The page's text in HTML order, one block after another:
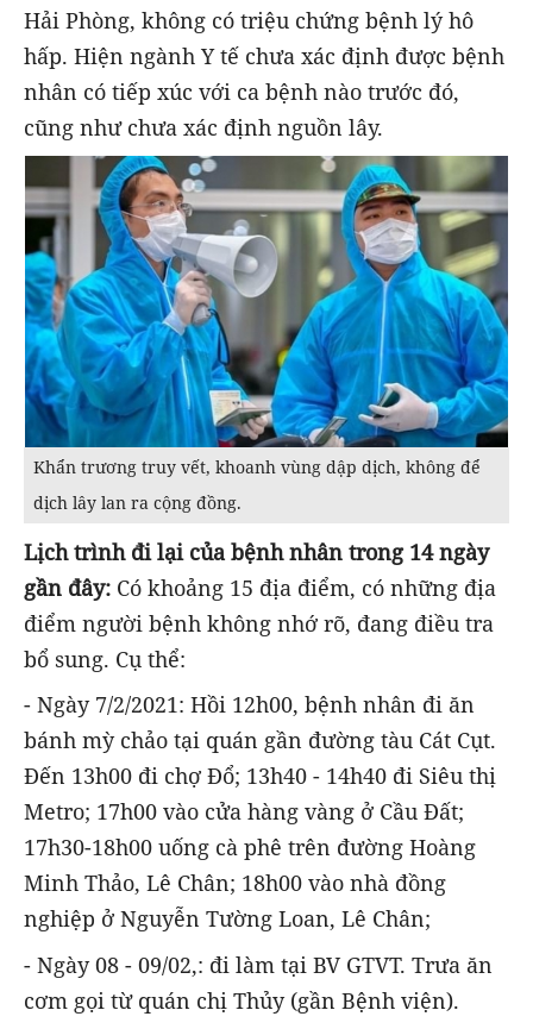
Hải Phòng, không có triệu chứng bệnh lý hô
hấp. Hiện ngành Y tế chưa xác định được bệnh
nhân có tiếp xúc với ca bệnh nào trước đó,
cũng như chưa xác định nguồn lây.
Khẩn trương truy vết, khoanh vùng dập dịch, không để
dịch lây lan ra cộng đồng.
Lịch trình đi lại của bệnh nhân trong 14 ngày
gần đây: Có khoảng 15 địa điểm, có những địa
điểm người bệnh không nhớ rõ, đang điều tra
bổ sung. Cụ thể:
- Ngày 7/2/2021: Hồi 12h00, bệnh nhân đi ăn
bánh mỳ chảo tại quán gần đường tàu Cát Cụt.
Đến 13h00 đi chợ Đổ; 13h40 - 14h40 đi Siêu thị
Metro; 17h00 vào cửa hàng vàng ở Cầu Đất;
17h30-18h00 uống cà phê trên đường Hoàng
Minh Thảo, Lê Chân; 18h00 vào nhà đồng
nghiệp ở Nguyễn Tường Loan, Lê Chân;
- Ngày 08 - 09/02,: đi làm tại BV GTVT. Trưa ăn
cơm gọi từ quán chị Thủy (gần Bệnh viện).